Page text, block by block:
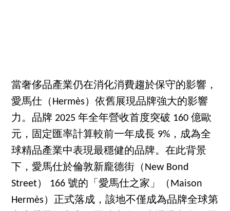
當奢侈品產業仍在消化消費趨於保守的影響，
愛馬仕（Hermès）依舊展現品牌強大的影響
力。品牌 2025 年全年營收首度突破 160 億歐
元，固定匯率計算較前一年成長 9%，成為全
球精品產業中表現最穩健的品牌。在此背景
下，愛馬仕於倫敦新龐德街（New Bond
Street） 166 號的「愛馬仕之家」（Maison
Hermès）正式落成，該地不僅成為品牌全球第